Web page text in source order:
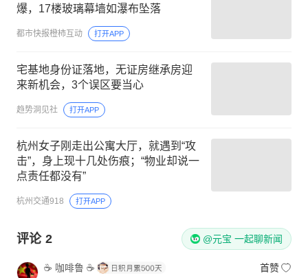
爆，17楼玻璃幕墙如瀑布坠落
都市快报橙柿互动 打开APP
宅基地身份证落地，无证房继承房迎
来新机会，3个误区要当心
趋势洞见社 打开APP
杭州女子刚走出公寓大厅，就遇到“攻
击”，身上现十几处伤痕；“物业却说一
点责任都没有”
杭州交通918 打开APP
评论 2 @元宝 一起聊新闻
☕ 咖啡鲁 ☕
首赞